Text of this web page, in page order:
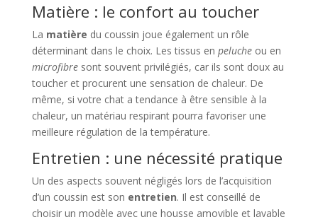
Matière : le confort au toucher
La matière du coussin joue également un rôle
déterminant dans le choix. Les tissus en pelucheou en
microfibresont souvent privilégiés, car ils sont doux au
toucher et procurent une sensation de chaleur. De
même, si votre chat a tendance à être sensible à la
chaleur, un matériau respirant pourra favoriser une
meilleure régulation de la température.
Entretien : une nécessité pratique
Un des aspects souvent négligés lors de l’acquisition
d’un coussin est son entretien. Il est conseillé de
choisir un modèle avec une housse amovible et lavable